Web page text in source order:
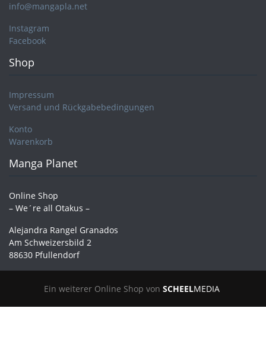
info@mangapla.net
Instagram
Facebook
Shop
Impressum
Versand und Rückgabebedingungen
Konto
Warenkorb
Manga Planet
Online Shop
– We´re all Otakus –
Alejandra Rangel Granados
Am Schweizersbild 2
88630 Pfullendorf
Ein weiterer Online Shop von SCHEELMEDIA